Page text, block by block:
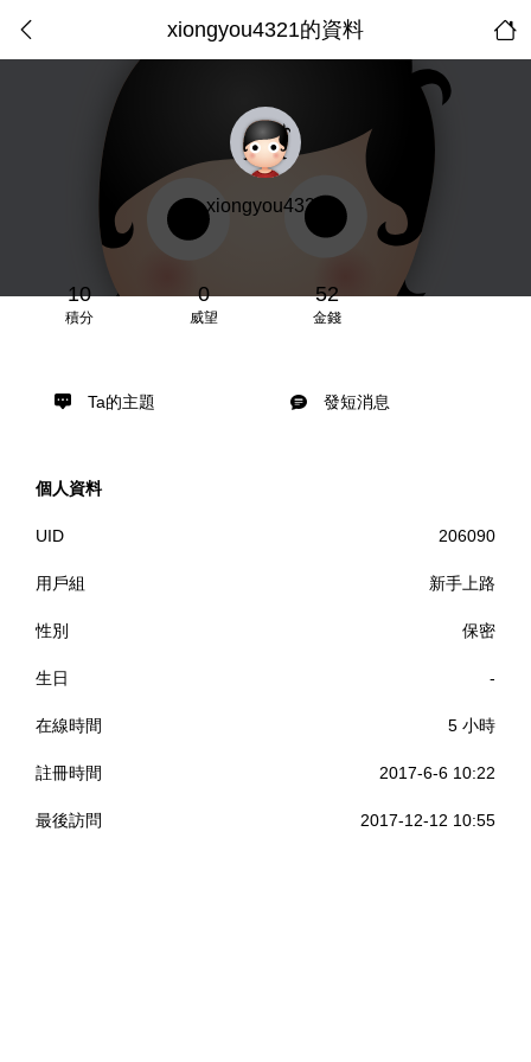
xiongyou4321的資料
xiongyou4321
10
積分
0
威望
52
金錢
Ta的主題 發短消息
個人資料
UID 206090
用戶組 新手上路
性別 保密
生日 -
在線時間 5 小時
註冊時間 2017-6-6 10:22
最後訪問 2017-12-12 10:55